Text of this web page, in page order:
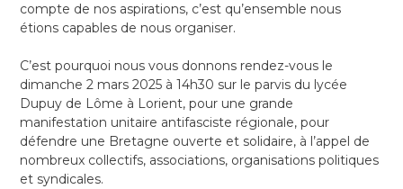
compte de nos aspirations, c’est qu’ensemble nous
étions capables de nous organiser.
C’est pourquoi nous vous donnons rendez-vous le
dimanche 2 mars 2025 à 14h30 sur le parvis du lycée
Dupuy de Lôme à Lorient, pour une grande
manifestation unitaire antifasciste régionale, pour
défendre une Bretagne ouverte et solidaire, à l’appel de
nombreux collectifs, associations, organisations politiques
et syndicales.